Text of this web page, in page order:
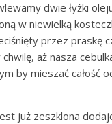
dwie łyżki
w niewielką
przez praskę
aż nasza
by mieszać całość
już zeszklona